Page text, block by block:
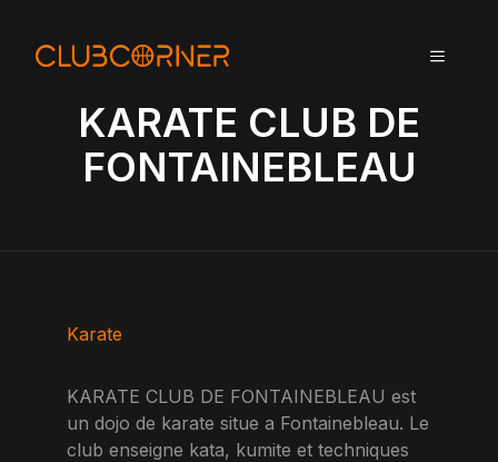
MENU
KARATE CLUB DE
FONTAINEBLEAU
Karate
KARATE CLUB DE FONTAINEBLEAU est
un dojo de karate situe a Fontainebleau. Le
club enseigne kata, kumite et techniques